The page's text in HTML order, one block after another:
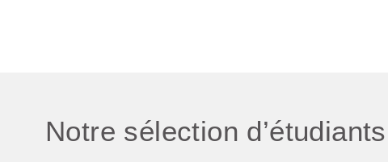
Notre sélection